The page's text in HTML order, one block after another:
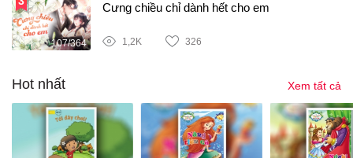
107/364
Cưng chiều chỉ dành hết cho em
1,2K 326
Hot nhất Xem tất cả